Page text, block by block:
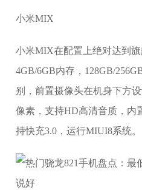
小米MIX
小米MIX在配置上绝对达到旗
4GB/6GB内存，128GB/
别，前置摄像头在机身下方
像素，支持HD高清音质，内
持快充3.0，运行MIUI8系统。